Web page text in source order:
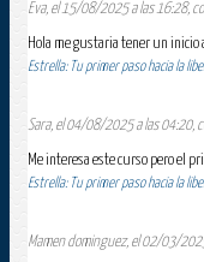
Eva, el 15/08/2025 a las 16:28,
Hola me gustaria tener un inicio
Estrella: Tu primer paso hacia la
Sara, el 04/08/2025 a las 04:20,
Me interesa este curso pero el
Estrella: Tu primer paso hacia la
Mamen dominguez, el 02/03/